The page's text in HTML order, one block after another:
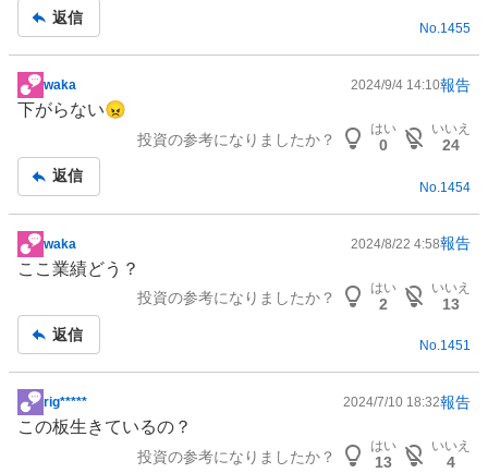
事
返信
No.1455
掲
示
事
waka 2024/9/4 14:10報告
下がらない😠
投資の参考になりましたか？
はい
0
いいえ
24
返信
No. 1454
掲
示
事
waka 2024/8/22 4:58報告
ここ業績どう？
投資の参考になりましたか？
はい
2
いいえ
13
返信
No.1451
掲
示
rig***** 2024/7/10 18:32報告
この板生きているの？
投資の参考になりましたか？
はい
13
いいえ
4